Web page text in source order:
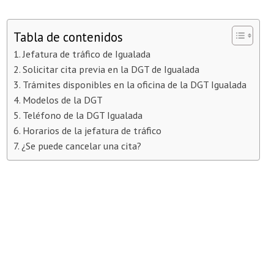
Tabla de contenidos
Jefatura de tráfico de Igualada
Solicitar cita previa en la DGT de Igualada
Trámites disponibles en la oficina de la DGT Igualada
Modelos de la DGT
Teléfono de la DGT Igualada
Horarios de la jefatura de tráfico
¿Se puede cancelar una cita?